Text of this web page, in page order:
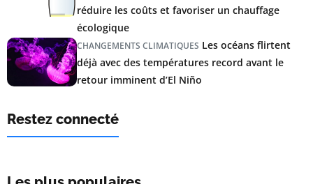
réduire les coûts et favoriser un chauffage
écologique
CHANGEMENTS CLIMATIQUES Les océans flirtent
déjà avec des températures record avant le
retour imminent d’El Niño
Restez connecté